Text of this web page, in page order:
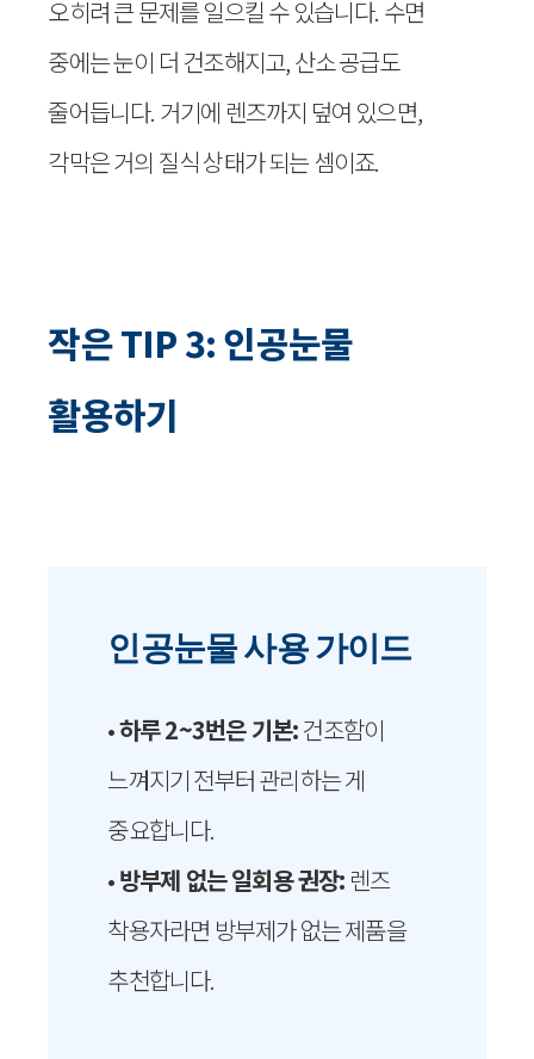
오히려 큰 문제를 일으킬 수 있습니다. 수면
중에는 눈이 더 건조해지고, 산소 공급도
줄어듭니다. 거기에 렌즈까지 덮여 있으면,
각막은 거의 질식 상태가 되는 셈이죠.
작은 TIP 3: 인공눈물
활용하기
인공눈물 사용 가이드
•하루 2~3번은 기본:건조함이
느껴지기 전부터 관리하는 게
중요합니다.
•방부제 없는 일회용 권장: 렌즈
착용자라면 방부제가 없는 제품을
추천합니다.